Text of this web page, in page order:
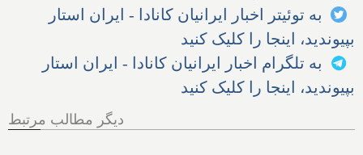
به توئیتر اخبار ایرانیان کانادا - ایران استار
بپیوندید، اینجا را کلیک کنید
به تلگرام اخبار ایرانیان کانادا - ایران استار
بپیوندید، اینجا را کلیک کنید
دیگر مطالب مرتبط